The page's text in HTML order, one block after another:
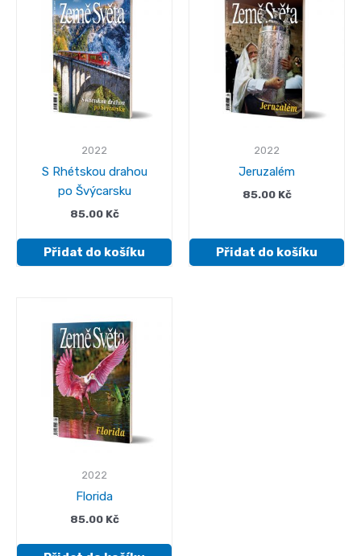
2022
S Rhétskou drahou
po Švýcarsku
85.00 Kč
Přidat do košíku
2022
Jeruzalém
85.00 Kč
Přidat do košíku
2022
Florida
85.00 Kč